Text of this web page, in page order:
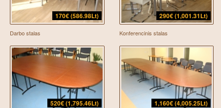
170€ (586.98Lt)
Darbo stalas
290€ (1,001.31Lt)
Konferencinis stalas
520€ (1,795.46Lt) 1,160€ (4,005.25Lt)